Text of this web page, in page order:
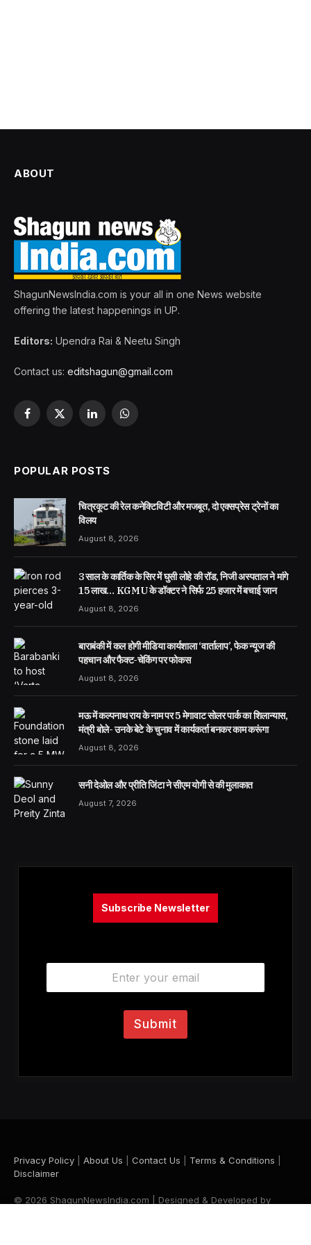
ABOUT
ShagunNewsIndia.com is your all in one News website
offering the latest happenings in UP.
Editors: Upendra Rai & Neetu Singh
Contact us: editshagun@gmail.com
Facebook
X
LinkedInWhatsApp
POPULAR POSTS
चित्रकूट की रेल कनेक्टिविटी और मजबूत, दो एक्सप्रेस ट्रेनों का
विलय
August 8, 2026
3 साल के कार्तिक के सिर में घुसी लोहे की रॉड, निजी अस्पताल ने मांगे
15 लाख… KGMU के डॉक्टर ने सिर्फ 25 हजार में बचाई जान
August 8, 2026
बाराबंकी में कल होगी मीडिया कार्यशाला ‘वार्तालाप’, फेक न्यूज की
पहचान और फैक्ट-चेकिंग पर फोकस
August 8, 2026
मऊ में कल्पनाथ राय के नाम पर 5 मेगावाट सोलर पार्क का शिलान्यास,
मंत्री बोले- उनके बेटे के चुनाव में कार्यकर्ता बनकर काम करूंगा
August 8, 2026
सनी देओल और प्रीति जिंटा ने सीएम योगी से की मुलाकात
August 7, 2026
Subscribe Newsletter
E
a
Submit
Privacy Policy About Us Contact Us Terms & Conditions
Disclaimer
© 2026 ShagunNewsIndia.com | Designed & Developed by